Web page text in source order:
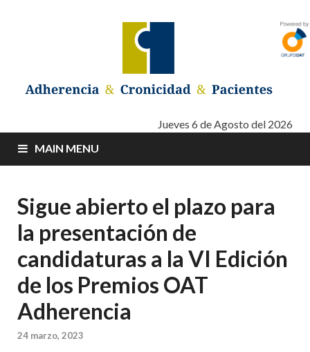
Adherencia –
Cronicidad –
Pacientes
Adherencia – Cronicidad – PacientesJueves 6 de Agosto del 2026
MAIN MENU
Sigue abierto el plazo para
la presentación de
candidaturas a la VI Edición
de los Premios OAT
Adherencia
24 marzo, 2023